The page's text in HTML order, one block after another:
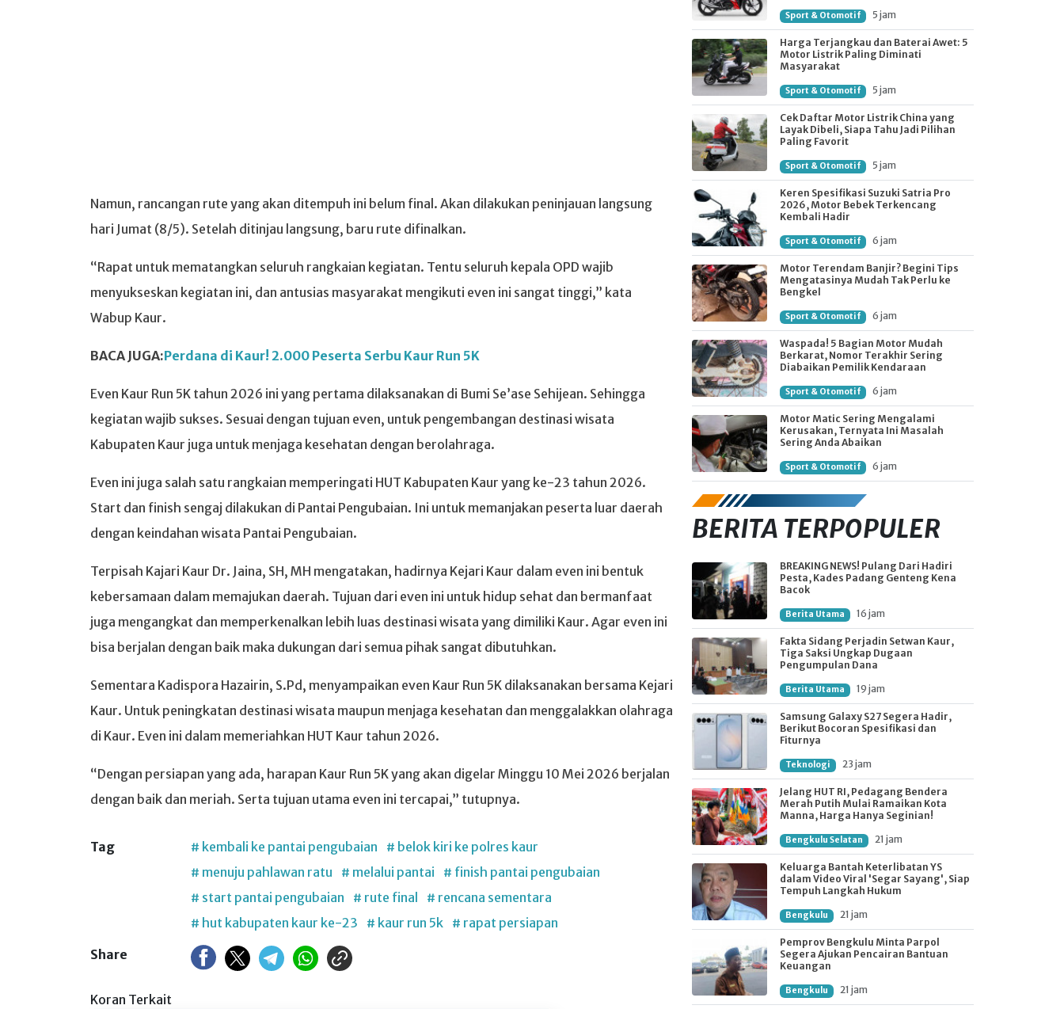
Namun, rancangan rute yang akan ditempuh ini belum final. Akan dilakukan peninjauan langsung
hari Jumat (8/5). Setelah ditinjau langsung, baru rute difinalkan.
“Rapat untuk mematangkan seluruh rangkaian kegiatan. Tentu seluruh kepala OPD wajib
menyukseskan kegiatan ini, dan antusias masyarakat mengikuti even ini sangat tinggi,” kata
Wabup Kaur.
BACA JUGA:Perdana di Kaur! 2.000 Peserta Serbu Kaur Run 5K
Even Kaur Run 5K tahun 2026 ini yang pertama dilaksanakan di Bumi Se’ase Sehijean. Sehingga
kegiatan wajib sukses. Sesuai dengan tujuan even, untuk pengembangan destinasi wisata
Kabupaten Kaur juga untuk menjaga kesehatan dengan berolahraga.
Even ini juga salah satu rangkaian memperingati HUT Kabupaten Kaur yang ke-23 tahun 2026.
Start dan finish sengaj dilakukan di Pantai Pengubaian. Ini untuk memanjakan peserta luar daerah
dengan keindahan wisata Pantai Pengubaian.
Terpisah Kajari Kaur Dr. Jaina, SH, MH mengatakan, hadirnya Kejari Kaur dalam even ini bentuk
kebersamaan dalam memajukan daerah. Tujuan dari even ini untuk hidup sehat dan bermanfaat
juga mengangkat dan memperkenalkan lebih luas destinasi wisata yang dimiliki Kaur. Agar even ini
bisa berjalan dengan baik maka dukungan dari semua pihak sangat dibutuhkan.
Sementara Kadispora Hazairin, S.Pd, menyampaikan even Kaur Run 5K dilaksanakan bersama Kejari
Kaur. Untuk peningkatan destinasi wisata maupun menjaga kesehatan dan menggalakkan olahraga
di Kaur. Even ini dalam memeriahkan HUT Kaur tahun 2026.
“Dengan persiapan yang ada, harapan Kaur Run 5K yang akan digelar Minggu 10 Mei 2026 berjalan
dengan baik dan meriah. Serta tujuan utama even ini tercapai,” tutupnya.
Tag # kembali ke pantai pengubaian
# belok kiri ke polres kaur
# menuju pahlawan ratu
# melalui pantai
# finish pantai pengubaian
# start pantai pengubaian
# rute final
# rencana sementara
# hut kabupaten kaur ke-23
# kaur run 5k
# rapat persiapan
Share
Koran Terkait
Sport & Otomotif 5 jam
Harga Terjangkau dan Baterai Awet: 5
Motor Listrik Paling Diminati
Masyarakat
Sport & Otomotif 5 jam
Cek Daftar Motor Listrik China yang
Layak Dibeli, Siapa Tahu Jadi Pilihan
Paling Favorit
Sport & Otomotif 5 jam
Keren Spesifikasi Suzuki Satria Pro
2026, Motor Bebek Terkencang
Kembali Hadir
Sport & Otomotif 6 jam
Motor Terendam Banjir? Begini Tips
Mengatasinya Mudah Tak Perlu ke
Bengkel
Sport & Otomotif 6 jam
Waspada! 5 Bagian Motor Mudah
Berkarat, Nomor Terakhir Sering
Diabaikan Pemilik Kendaraan
Sport & Otomotif 6 jam
Motor Matic Sering Mengalami
Kerusakan, Ternyata Ini Masalah
Sering Anda Abaikan
Sport & Otomotif 6 jam
BERITA TERPOPULER
BREAKING NEWS! Pulang Dari Hadiri
Pesta, Kades Padang Genteng Kena
Bacok
Berita Utama 16 jam
Fakta Sidang Perjadin Setwan Kaur,
Tiga Saksi Ungkap Dugaan
Pengumpulan Dana
Berita Utama 19 jam
Samsung Galaxy S27 Segera Hadir,
Berikut Bocoran Spesifikasi dan
Fiturnya
Teknologi 23 jam
Jelang HUT RI, Pedagang Bendera
Merah Putih Mulai Ramaikan Kota
Manna, Harga Hanya Seginian!
Bengkulu Selatan 21 jam
Keluarga Bantah Keterlibatan YS
dalam Video Viral 'Segar Sayang', Siap
Tempuh Langkah Hukum
Bengkulu 21 jam
Pemprov Bengkulu Minta Parpol
Segera Ajukan Pencairan Bantuan
Keuangan
Bengkulu 21 jam